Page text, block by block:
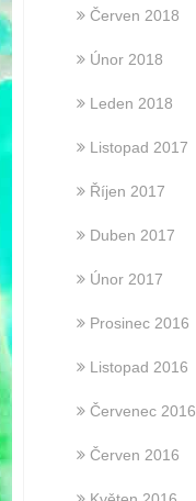
Červen 2018
Únor 2018
Leden 2018
Listopad 2017
Říjen 2017
Duben 2017
Únor 2017
Prosinec 2016
Listopad 2016
Červenec 2016
Červen 2016